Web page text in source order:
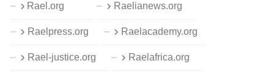
Rael.org Raelianews.org
Raelpress.org Raelacademy.org
Rael-justice.org Raelafrica.org